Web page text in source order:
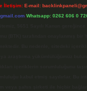
İletişim: E-mail:
Whatsapp: 0262 606 0